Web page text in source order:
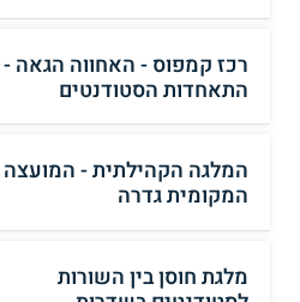
רכז קמפוס - האחווה הגאה -
התאחדות הסטודנטים
המלגה הקהילתית - המועצה
המקומית גדרה
מלגת חוסן בין השורות